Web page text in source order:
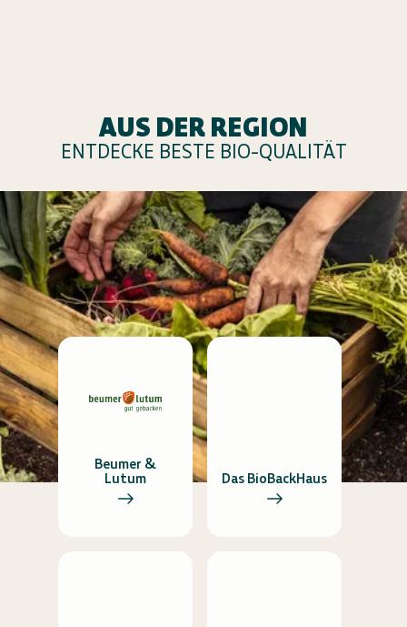
AUS DER REGION
ENTDECKE BESTE BIO-QUALITÄT
Beumer &
Lutum
Das BioBackHaus